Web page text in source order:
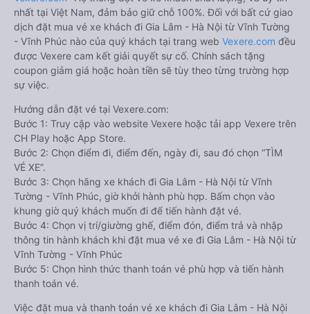
nhất tại Việt Nam, đảm bảo giữ chỗ 100%. Đối với bất cứ giao
dịch đặt mua vé xe khách đi Gia Lâm - Hà Nội từ Vĩnh Tường
- Vĩnh Phúc nào của quý khách tại trang web Vexere.com đều
được Vexere cam kết giải quyết sự cố. Chính sách tặng
coupon giảm giá hoặc hoàn tiền sẽ tùy theo từng trường hợp
sự việc.
Hướng dẫn đặt vé tại Vexere.com:
Bước 1: Truy cập vào website Vexere hoặc tải app Vexere trên
CH Play hoặc App Store.
Bước 2: Chọn điểm đi, điểm đến, ngày đi, sau đó chọn “TÌM
VÉ XE”.
Bước 3: Chọn hãng xe khách đi Gia Lâm - Hà Nội từ Vĩnh
Tường - Vĩnh Phúc, giờ khởi hành phù hợp. Bấm chọn vào
khung giờ quý khách muốn đi để tiến hành đặt vé.
Bước 4: Chọn vị trí/giường ghế, điểm đón, điểm trả và nhập
thông tin hành khách khi đặt mua vé xe đi Gia Lâm - Hà Nội từ
Vĩnh Tường - Vĩnh Phúc
Bước 5: Chọn hình thức thanh toán vé phù hợp và tiến hành
thanh toán vé.
Việc đặt mua và thanh toán vé xe khách đi Gia Lâm - Hà Nội